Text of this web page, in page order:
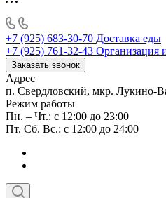
+7 (925) 683-30-70 Доставка еды
+7 (925) 761-32-43 Организация
Заказать звонок
Адрес
п. Свердловский, мкр. Лукино-
Режим работы
Пн. – Чт.: с 12:00 до 23:00
Пт. Сб. Вс.: с 12:00 до 24:00